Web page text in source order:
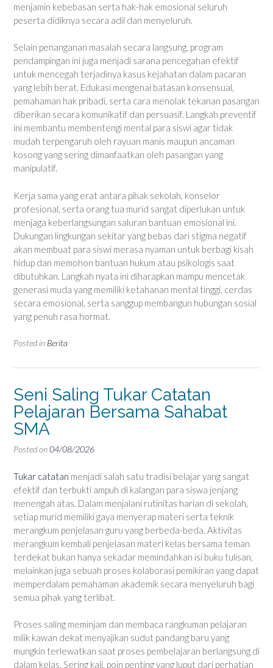
menjamin kebebasan serta hak-hak emosional seluruh
peserta didiknya secara adil dan menyeluruh.
Selain penanganan masalah secara langsung, program
pendampingan ini juga menjadi sarana pencegahan efektif
untuk mencegah terjadinya kasus kejahatan dalam pacaran
yang lebih berat. Edukasi mengenai batasan konsensual,
pemahaman hak pribadi, serta cara menolak tekanan pasangan
diberikan secara komunikatif dan persuasif. Langkah preventif
ini membantu membentengi mental para siswi agar tidak
mudah terpengaruh oleh rayuan manis maupun ancaman
kosong yang sering dimanfaatkan oleh pasangan yang
manipulatif.
Kerja sama yang erat antara pihak sekolah, konselor
profesional, serta orang tua murid sangat diperlukan untuk
menjaga keberlangsungan saluran bantuan emosional ini.
Dukungan lingkungan sekitar yang bebas dari stigma negatif
akan membuat para siswi merasa nyaman untuk berbagi kisah
hidup dan memohon bantuan hukum atau psikologis saat
dibutuhkan. Langkah nyata ini diharapkan mampu mencetak
generasi muda yang memiliki ketahanan mental tinggi, cerdas
secara emosional, serta sanggup membangun hubungan sosial
yang penuh rasa hormat.
Posted in Berita
Seni Saling Tukar Catatan
Pelajaran Bersama Sahabat
SMA
Posted on04/08/2026
Tukar catatan menjadi salah satu tradisi belajar yang sangat
efektif dan terbukti ampuh di kalangan para siswa jenjang
menengah atas. Dalam menjalani rutinitas harian di sekolah,
setiap murid memiliki gaya menyerap materi serta teknik
merangkum penjelasan guru yang berbeda-beda. Aktivitas
merangkum kembali penjelasan materi kelas bersama teman
terdekat bukan hanya sekadar memindahkan isi buku tulisan,
melainkan juga sebuah proses kolaborasi pemikiran yang dapat
memperdalam pemahaman akademik secara menyeluruh bagi
semua pihak yang terlibat.
Proses saling meminjam dan membaca rangkuman pelajaran
milik kawan dekat menyajikan sudut pandang baru yang
mungkin terlewatkan saat proses pembelajaran berlangsung di
dalam kelas. Sering kali, poin penting yang luput dari perhatian